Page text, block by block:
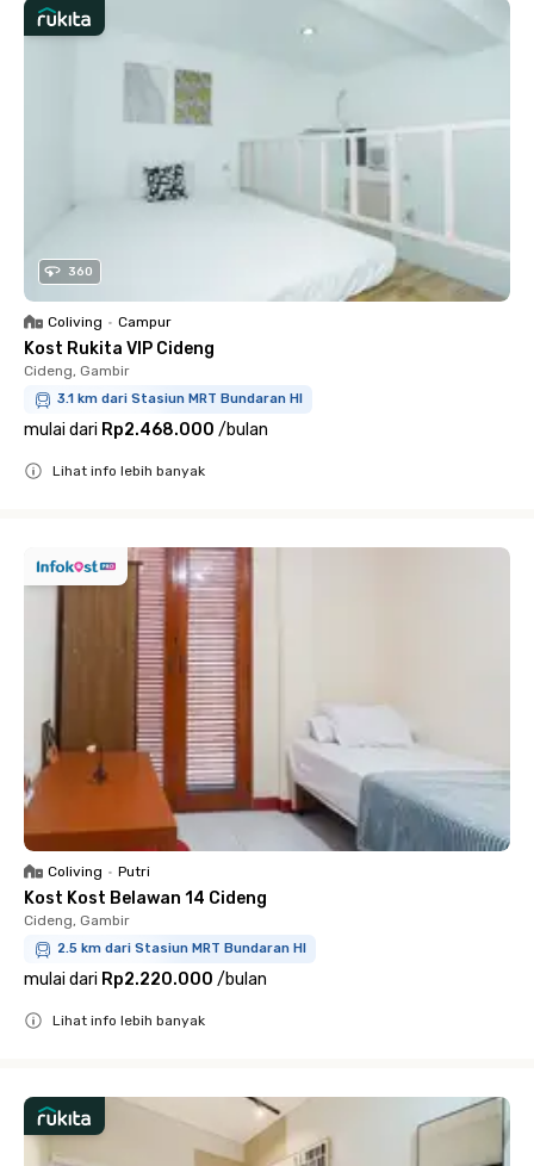
360
Coliving • Campur
Kost Rukita VIP Cideng
Cideng, Gambir
3.1 km dari Stasiun MRT Bundaran HI
mulai dari Rp2.468.000 /bulan
Lihat info lebih banyak
Coliving • Putri
Kost Kost Belawan 14 Cideng
Cideng, Gambir
2.5 km dari Stasiun MRT Bundaran HI
mulai dari Rp2.220.000 /bulan
Lihat info lebih banyak